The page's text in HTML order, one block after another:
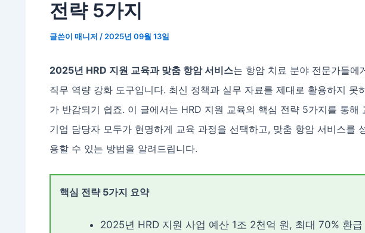
전략 5가지
글쓴이 매니저 / 2025년 09월 13일
2025년 HRD 지원 교육과 맞춤 항암 서비스는 항암 치료 분야 전문가들에
직무 역량 강화 도구입니다. 최신 정책과 실무 자료를 제대로 활용하지 못
가 반감되기 쉽죠. 이 글에서는 HRD 지원 교육의 핵심 전략 5가지를 통해
기업 담당자 모두가 현명하게 교육 과정을 선택하고, 맞춤 항암 서비스를
용할 수 있는 방법을 알려드립니다.
핵심 전략 5가지 요약
2025년 HRD 지원 사업 예산 1조 2천억 원, 최대 70% 환급